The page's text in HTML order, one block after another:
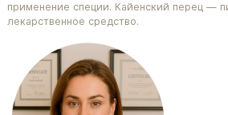
применение специи. Кайенский перец —
лекарственное средство.